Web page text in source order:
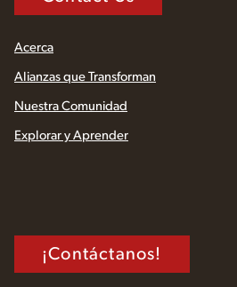
Acerca
Alianzas que Transforman
Nuestra Comunidad
Explorar y Aprender
¡Contáctanos!